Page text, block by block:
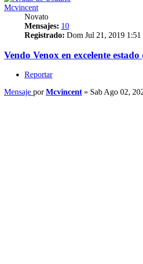
Mcvincent
Novato
Mensajes: 10
Registrado: Dom Jul 21, 2019 1:51
Vendo Venox en excelente
Reportar
Mensaje porMcvincent» Sab Ago 02,